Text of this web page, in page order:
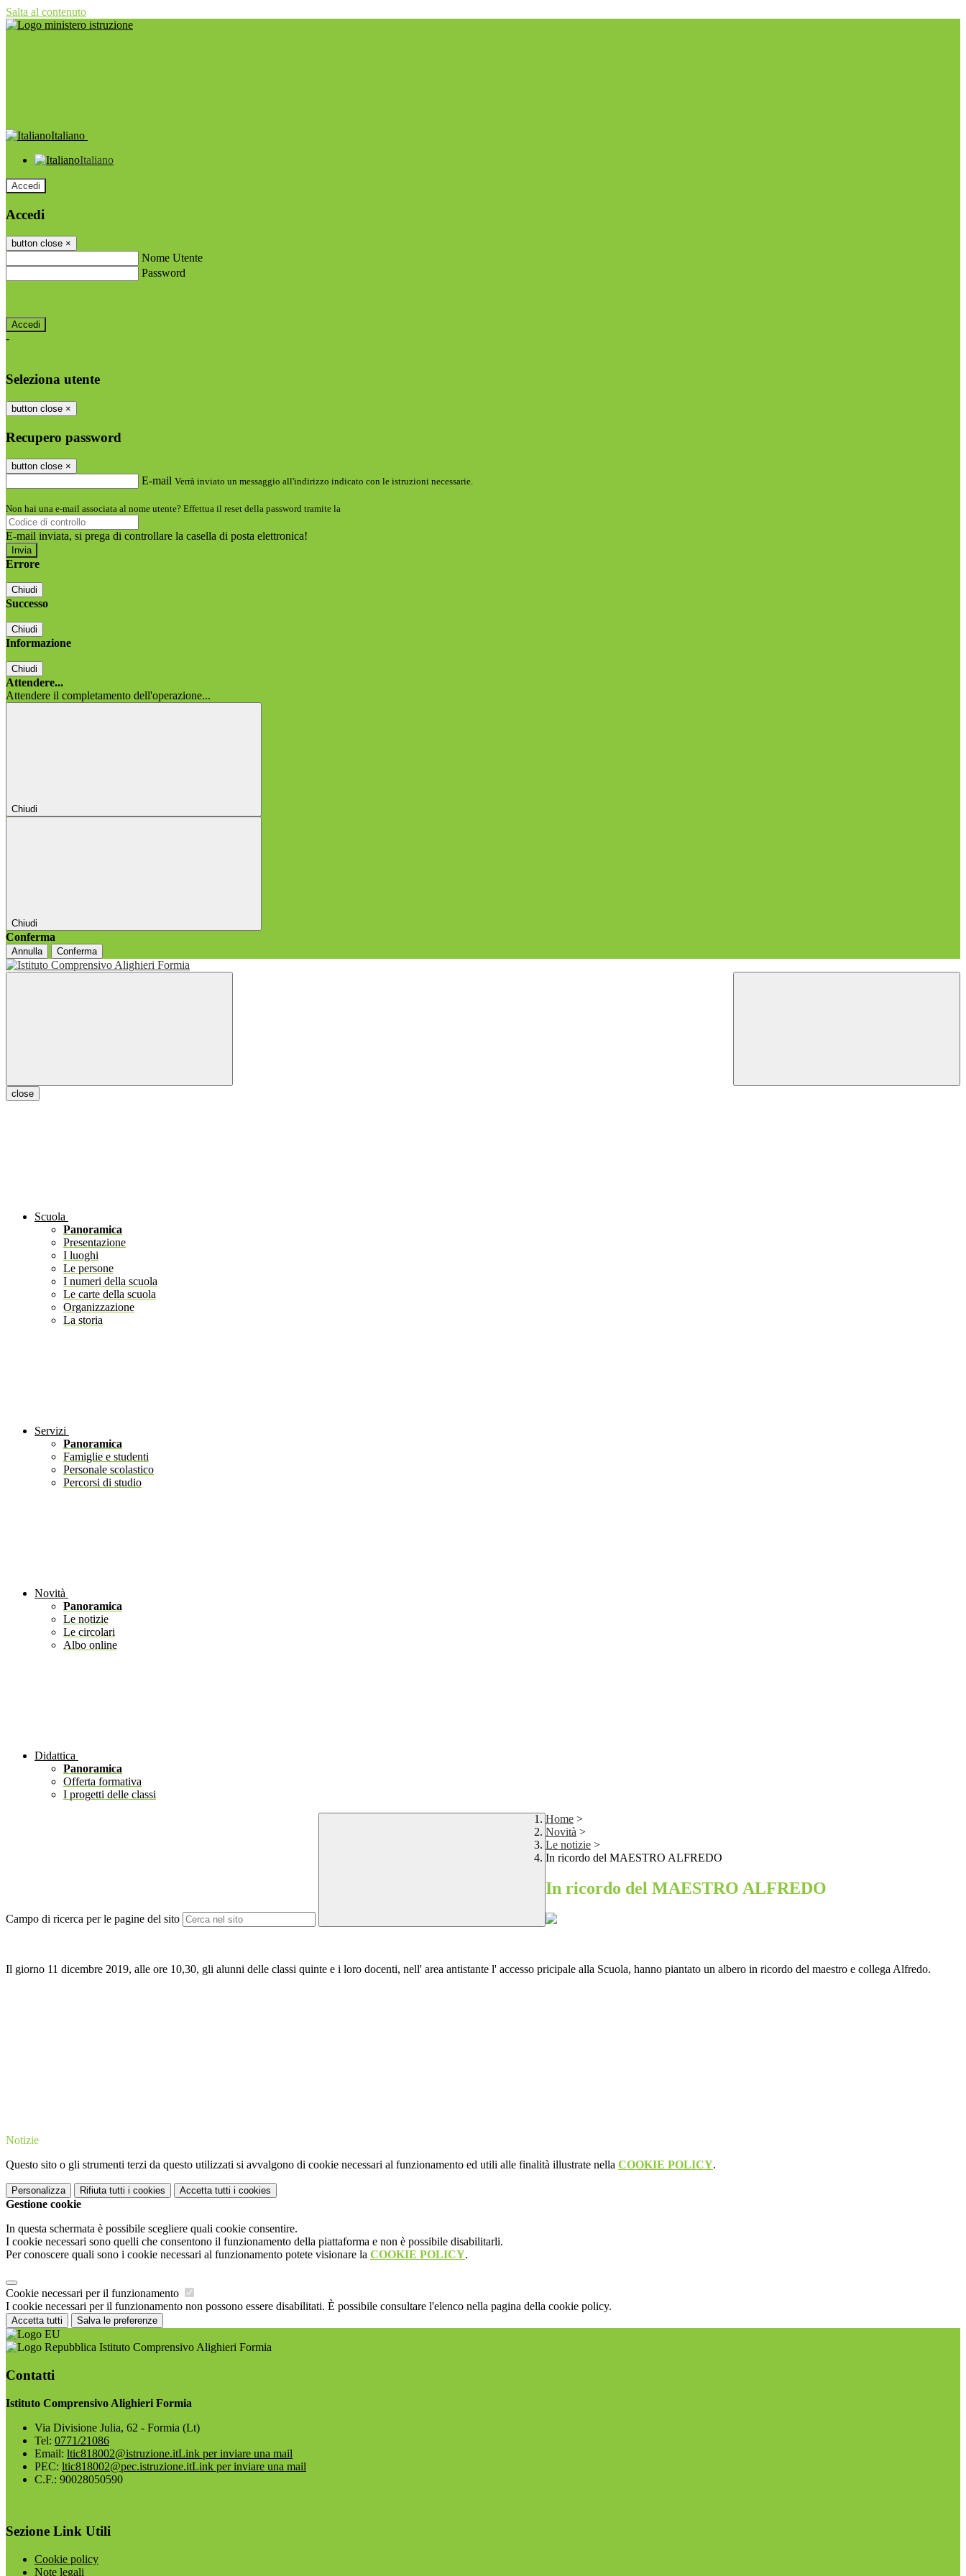
Salta al contenuto
Italiano
Italiano
Accedi
Accedi
button close ×
Nome Utente
Password
-
Seleziona utente
button close ×
Recupero password
button close ×
E-mail Verrà inviato un messaggio all'indirizzo indicato con le istruzioni necessarie.
Non hai una e-mail associata al nome utente? Effettua il reset della password tramite la
E-mail inviata, si prega di controllare la casella di posta elettronica!
Errore
Chiudi
Successo
Chiudi
Informazione
Chiudi
Attendere...
Attendere il completamento dell'operazione...
Chiudi
Chiudi
Conferma
Annulla Conferma
close
Scuola
Panoramica
Presentazione
I luoghi
Le persone
I numeri della scuola
Le carte della scuola
Organizzazione
La storia
Servizi
Panoramica
Famiglie e studenti
Personale scolastico
Percorsi di studio
Novità
Panoramica
Le notizie
Le circolari
Albo online
Didattica
Panoramica
Offerta formativa
I progetti delle classi
Campo di ricerca per le pagine del sito
Home >
Novità >
Le notizie >
In ricordo del MAESTRO ALFREDO
In ricordo del MAESTRO ALFREDO
Il giorno 11 dicembre 2019, alle ore 10,30, gli alunni delle classi quinte e i loro docenti, nell' area antistante l' accesso pricipale alla Scuola, hanno piantato un albero in ricordo del maestro e collega Alfredo.
Notizie
Questo sito o gli strumenti terzi da questo utilizzati si avvalgono di cookie necessari al funzionamento ed utili alle finalità illustrate nella COOKIE POLICY.
Personalizza Rifiuta tutti i cookies Accetta tutti i cookies
Gestione cookie
In questa schermata è possibile scegliere quali cookie consentire.
I cookie necessari sono quelli che consentono il funzionamento della piattaforma e non è possibile disabilitarli.
Per conoscere quali sono i cookie necessari al funzionamento potete visionare la COOKIE POLICY.
Cookie necessari per il funzionamento
I cookie necessari per il funzionamento non possono essere disabilitati. È possibile consultare l'elenco nella pagina della cookie policy.
Accetta tutti Salva le preferenze
Istituto Comprensivo Alighieri Formia
Contatti
Istituto Comprensivo Alighieri Formia
Via Divisione Julia, 62 - Formia (Lt)
Tel: 0771/21086
Email: ltic818002@istruzione.itLink per inviare una mail
PEC: ltic818002@pec.istruzione.itLink per inviare una mail
C.F.: 90028050590
Sezione Link Utili
Cookie policy
Note legali